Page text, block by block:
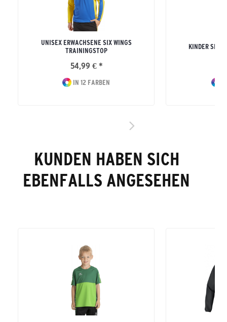
UNISEX ERWACHSENE SIX WINGS
TRAININGSTOP
54,99 € *
IN 12 FARBEN
KINDER SIX
KUNDEN HABEN SICH
EBENFALLS ANGESEHEN